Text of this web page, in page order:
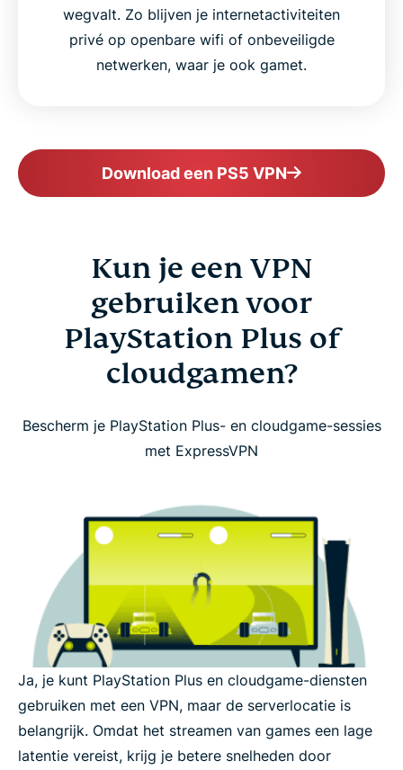
wegvalt. Zo blijven je internetactiviteiten
privé op openbare wifi of onbeveiligde
netwerken, waar je ook gamet.
Download een PS5 VPN
Kun je een VPN
gebruiken voor
PlayStation Plus of
cloudgamen?
Bescherm je PlayStation Plus- en cloudgame-sessies
met ExpressVPN
Ja, je kunt PlayStation Plus en cloudgame-diensten
gebruiken met een VPN, maar de serverlocatie is
belangrijk. Omdat het streamen van games een lage
latentie vereist, krijg je betere snelheden door